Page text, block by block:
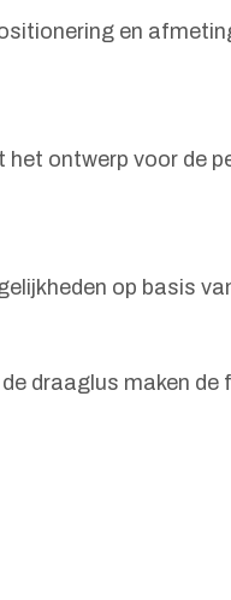
en
ontwerp voor de
op basis
draaglus maken